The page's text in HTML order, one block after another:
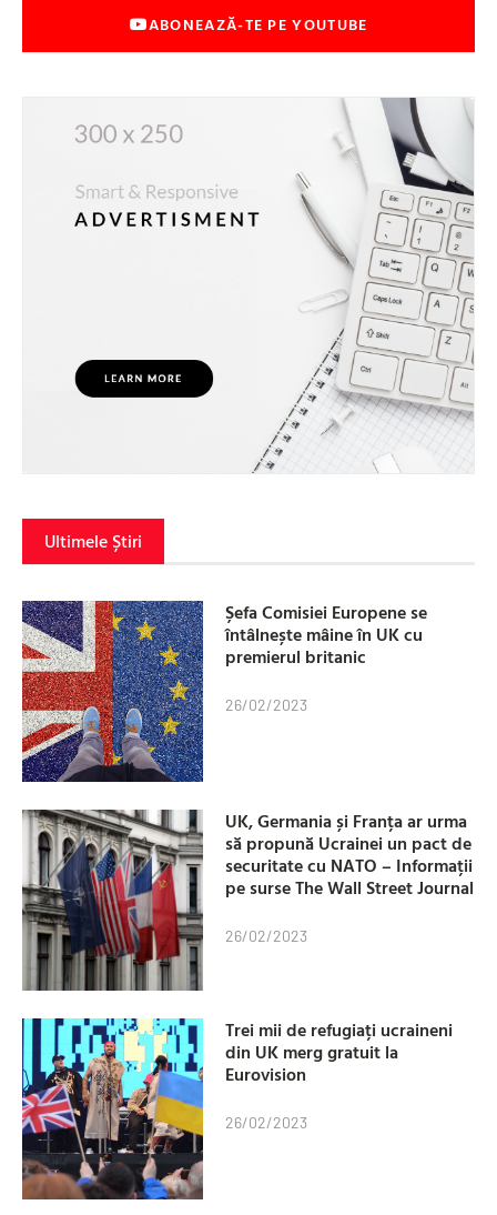
ABONEAZĂ-TE PE YOUTUBE
Ultimele Știri
Șefa Comisiei Europene se
întâlnește mâine în UK cu
premierul britanic
26/02/2023
UK, Germania și Franța ar urma
să propună Ucrainei un pact de
securitate cu NATO – Informații
pe surse The Wall Street Journal
26/02/2023
Trei mii de refugiați ucraineni
din UK merg gratuit la
Eurovision
26/02/2023